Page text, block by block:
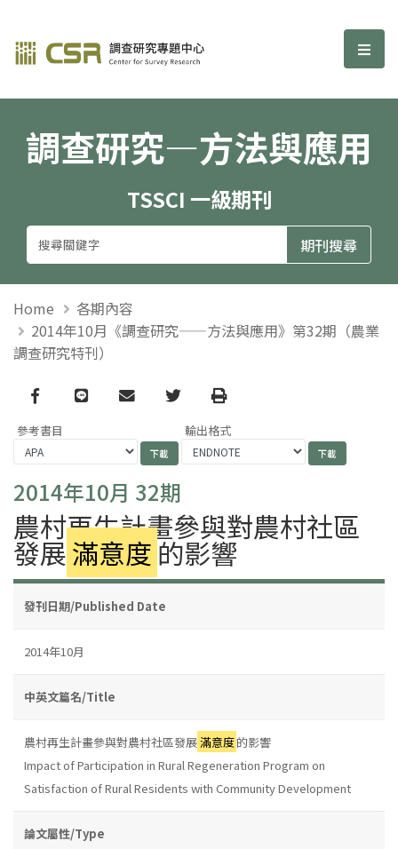
調查研究—方法與應用期刊 選
調查研究—方法與應用
TSSCI 一級期刊
Home
各期內容
2014年10月《調查研究——方法與應用》第32期（農業
調查研究特刊）
Facebook
line email TwitterPrint
參考書目 輸出格式
2014年10月 32期
農村再生計畫參與對農村社區
發展滿意度的影響
發刊日期/Published Date
2014年10月
中英文篇名/Title
農村再生計畫參與對農村社區發展滿意度的影響
Impact of Participation in Rural Regeneration Program on
Satisfaction of Rural Residents with Community Development
論文屬性/Type